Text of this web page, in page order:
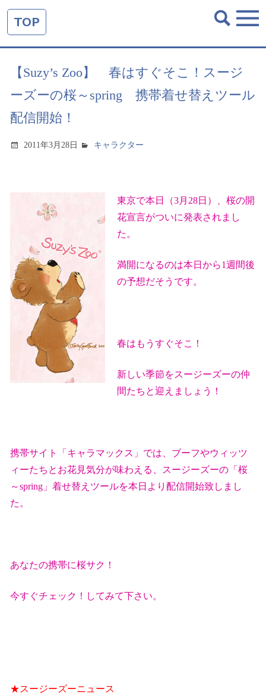
TOP
【Suzy’s Zoo】 春はすぐそこ！スージ
ーズーの桜～spring 携帯着せ替えツール
配信開始！
2011年3月28日 キャラクター
東京で本日（3月 28日）、桜の開
花宣言がついに発表されまし
た。
満開になるのは本日から1週間後
の予想だそうです。
春はもうすぐそこ！
新しい季節をスージーズーの仲
間たちと迎えましょう！
携帯サイト「キャラマックス」では、ブーフやウィッツ
ィーたちとお花見気分が味わえる、スージーズーの「桜
～spring 」着せ替えツールを本日より配信開始致しまし
た。
あなたの携帯に桜サク！
今すぐチェック！してみて下さい。
★スージーズーニュース